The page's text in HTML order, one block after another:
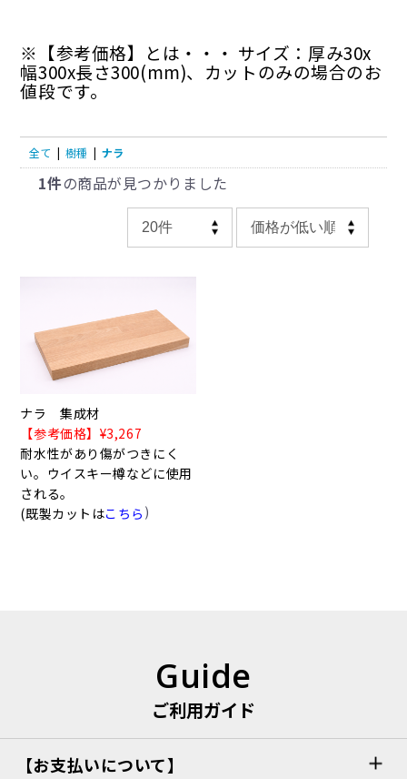
※【参考価格】とは・・・ サイズ：厚み30x
幅300x長さ300(mm)、カットのみの場合のお
値段です。
全て | 樹種 | ナラ
1件の商品が見つかりました
ナラ 集成材
【参考価格】¥3,267
耐水性があり傷がつきにく
い。ウイスキー樽などに使用
される。
(既製カットはこちら )
Guide
ご利用ガイド
【お支払いについて】